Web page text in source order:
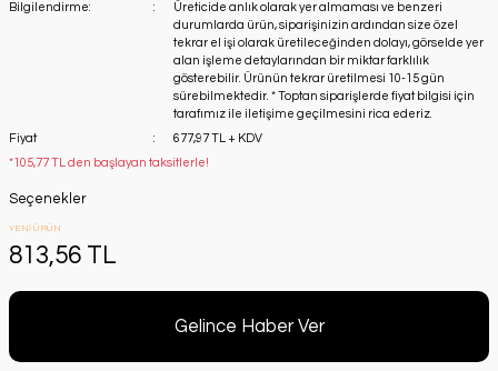
Bilgilendirme:
Üreticide anlık olarak yer almaması ve benzeri
durumlarda ürün, siparişinizin ardından size özel
tekrar el işi olarak üretileceğinden dolayı, görselde yer
alan işleme detaylarından bir miktar farklılık
gösterebilir. Ürünün tekrar üretilmesi 10-15 gün
sürebilmektedir. * Toptan siparişlerde fiyat bilgisi için
tarafımız ile iletişime geçilmesini rica ederiz.
Fiyat
677,97 TL + KDV
*105,77 TL den başlayan taksitlerle!
Seçenekler
YENİ ÜRÜN
813,56 TL
Gelince Haber Ver